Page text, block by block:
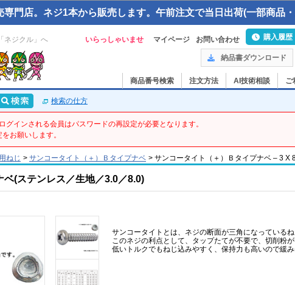
専門店。ネジ1本から販売します。午前注文で当日出荷(一部商品
ネジクル」へ いらっしゃいませ マイページ お問い合わせ 購入履歴
納品書ダウンロード
商品番号検索 注文方法 AI技術相談 ご
検索の仕方
インされる会員はパスワードの再設定が必要となります。
お願いします。
ねじ > サンコータイト（＋）Ｂタイプナベ > サンコータイト（＋）Ｂタイプナベ – 3 X
(ステンレス／生地／3.0／8.0)
サンコータイトとは、ネジの断面が三角になっているね
このネジの利点として、タップたてが不要で、切削粉が
低いトルクでもねじ込みやすく、保持力も高いので緩み